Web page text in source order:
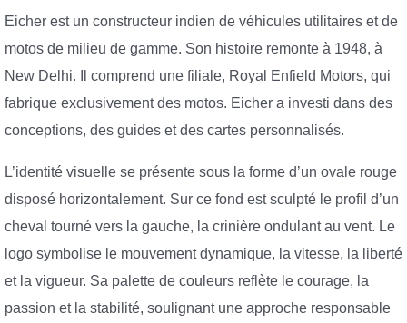
Eicher est un constructeur indien de véhicules utilitaires et de
motos de milieu de gamme. Son histoire remonte à 1948, à
New Delhi. Il comprend une filiale, Royal Enfield Motors, qui
fabrique exclusivement des motos. Eicher a investi dans des
conceptions, des guides et des cartes personnalisés.
L’identité visuelle se présente sous la forme d’un ovale rouge
disposé horizontalement. Sur ce fond est sculpté le profil d’un
cheval tourné vers la gauche, la crinière ondulant au vent. Le
logo symbolise le mouvement dynamique, la vitesse, la liberté
et la vigueur. Sa palette de couleurs reflète le courage, la
passion et la stabilité, soulignant une approche responsable